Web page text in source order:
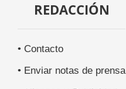
REDACCIÓN
• Contacto
• Enviar notas de prensa